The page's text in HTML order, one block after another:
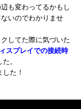
も変わってるかもし
いのでわかりませ
してた際に気づいた
スプレイでの接続時
。
した！